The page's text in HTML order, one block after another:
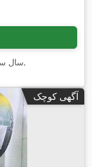
سال,
آگهی کوچک